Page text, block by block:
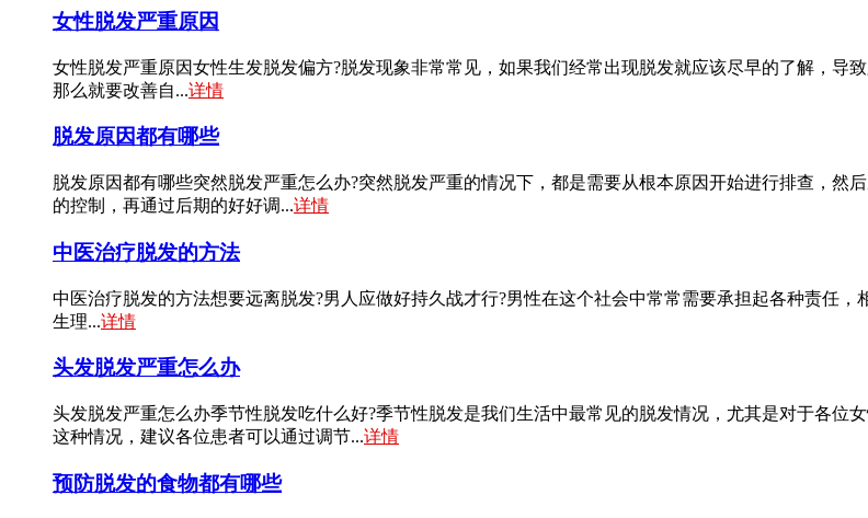
女性脱发严重原因
女性脱发严重原因女性生发脱发偏方?脱发现象非常常见，如果我们经常出现脱发就应该尽早的了解，导
那么就要改善自...详情
脱发原因都有哪些
脱发原因都有哪些突然脱发严重怎么办?突然脱发严重的情况下，都是需要从根本原因开始进行排查，
的控制，再通过后期的好好调...详情
中医治疗脱发的方法
中医治疗脱发的方法想要远离脱发?男人应做好持久战才行?男性在这个社会中常常需要承担起各种责任
生理...详情
头发脱发严重怎么办
头发脱发严重怎么办季节性脱发吃什么好?季节性脱发是我们生活中最常见的脱发情况，尤其是对于各
这种情况，建议各位患者可以通过调节...详情
预防脱发的食物都有哪些